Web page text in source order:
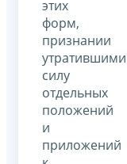
этих
форм,
признании
утратившими
силу
отдельных
положений
и
приложений